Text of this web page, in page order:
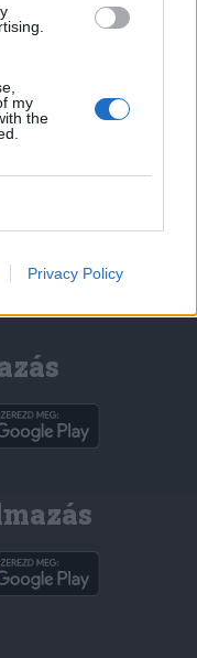
my
the
Privacy Policy